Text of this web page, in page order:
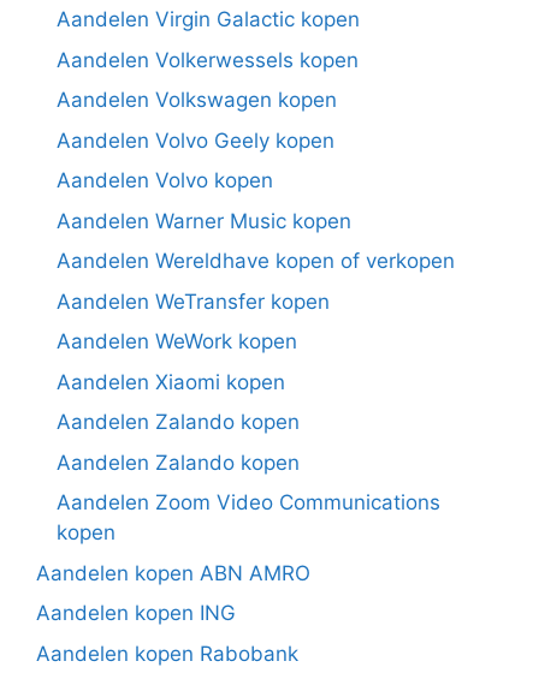
Aandelen Virgin Galactic kopen
Aandelen Volkerwessels kopen
Aandelen Volkswagen kopen
Aandelen Volvo Geely kopen
Aandelen Volvo kopen
Aandelen Warner Music kopen
Aandelen Wereldhave kopen of verkopen
Aandelen WeTransfer kopen
Aandelen WeWork kopen
Aandelen Xiaomi kopen
Aandelen Zalando kopen
Aandelen Zalando kopen
Aandelen Zoom Video Communications
kopen
Aandelen kopen ABN AMRO
Aandelen kopen ING
Aandelen kopen Rabobank